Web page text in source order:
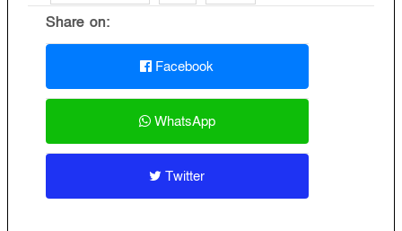
Share on:
Facebook
WhatsApp
Twitter